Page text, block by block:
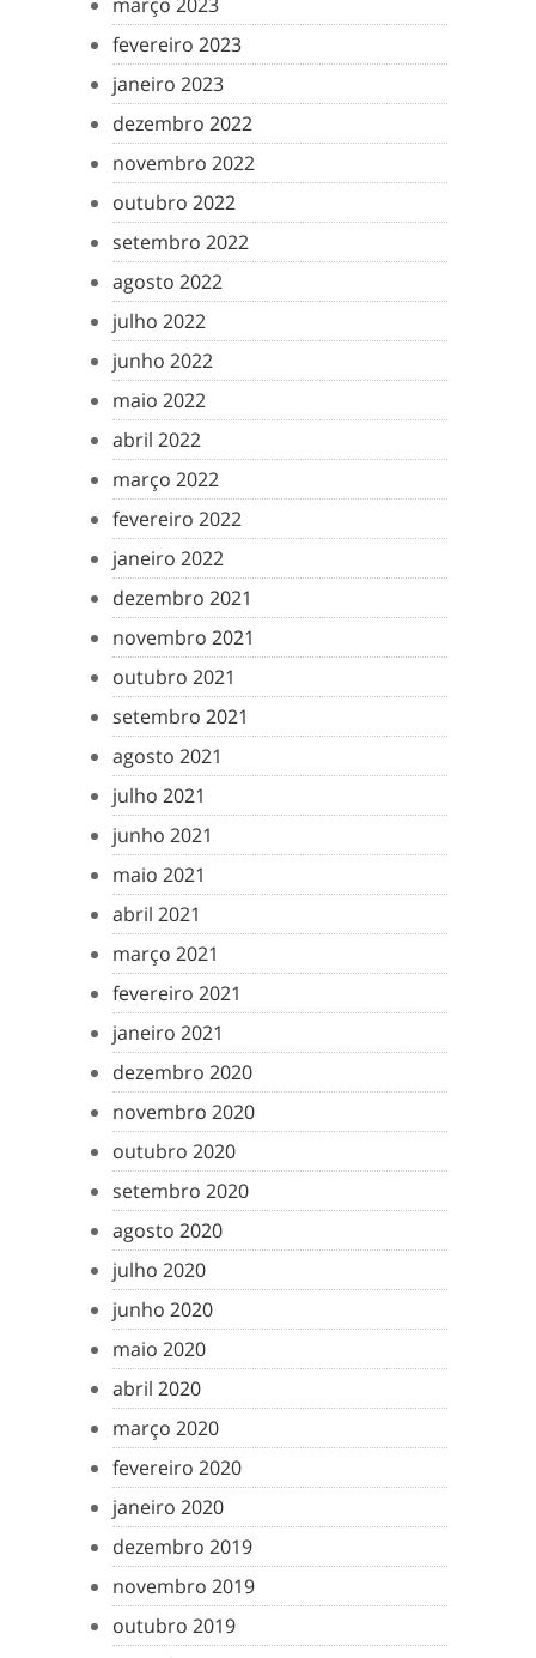
fevereiro 2023
janeiro 2023
dezembro 2022
novembro 2022
outubro 2022
setembro 2022
agosto 2022
julho 2022
junho 2022
maio 2022
abril 2022
março 2022
fevereiro 2022
janeiro 2022
dezembro 2021
novembro 2021
outubro 2021
setembro 2021
agosto 2021
julho 2021
junho 2021
maio 2021
abril 2021
março 2021
fevereiro 2021
janeiro 2021
dezembro 2020
novembro 2020
outubro 2020
setembro 2020
agosto 2020
julho 2020
junho 2020
maio 2020
abril 2020
março 2020
fevereiro 2020
janeiro 2020
dezembro 2019
novembro 2019
outubro 2019